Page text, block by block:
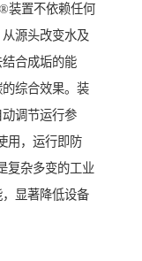
装置不依赖任何
源头改变水及
合成垢的能
综合效果。装
调节运行参
用，运行即防
复杂多变的工业
显著降低设备